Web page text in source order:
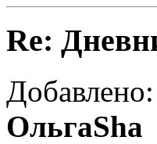
Re:
Добавлено:
ОльгаSha